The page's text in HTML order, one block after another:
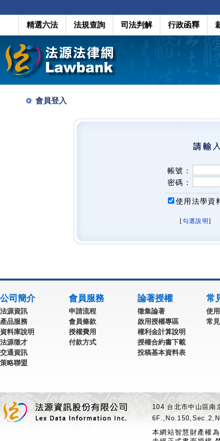
精選六法 法規查詢 司法判解 行政函釋
會員登入
帳號：
密碼：
使用法學資
[勾選說明 ]
公司簡介
法源資訊
產品服務
資料庫說明
法源徵才
交通資訊
策略聯盟
會員服務
申請流程
會員條款
授權費用
付款方式
論著授權
徵集論著
啟用授權專區
權利金計算說明
授權合約書下載
投稿基本資料表
常
使
常
104 台北市中山區
本網站智慧財產權